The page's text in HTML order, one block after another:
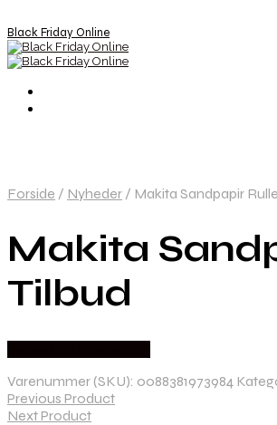
Black Friday Online
Forside / Nyheder / Makita Sandpapir
Makita
Tilbud
Varenummer (SKU): 0088381973984
Previous Product
Next Product